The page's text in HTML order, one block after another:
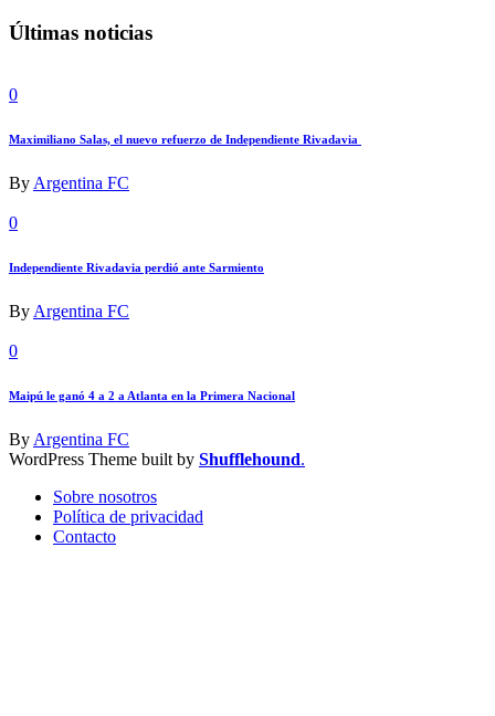
Últimas noticias
0
Maximiliano Salas, el nuevo refuerzo de Independiente Rivadavia
By Argentina FC
0
Independiente Rivadavia perdió ante Sarmiento
By Argentina FC
0
Maipú le ganó 4 a 2 a Atlanta en la Primera Nacional
By Argentina FC
WordPress Theme built by Shufflehound.
Sobre nosotros
Política de privacidad
Contacto